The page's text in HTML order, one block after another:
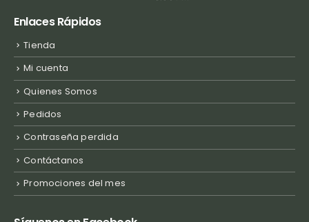
Enlaces Rápidos
Tienda
Mi cuenta
Quienes Somos
Pedidos
Contraseña perdida
Contáctanos
Promociones del mes